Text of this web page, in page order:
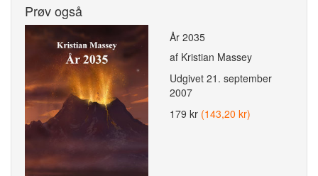
Prøv også
År 2035
af Kristian Massey
Udgivet 21. september
2007
179 kr (143,20 kr)